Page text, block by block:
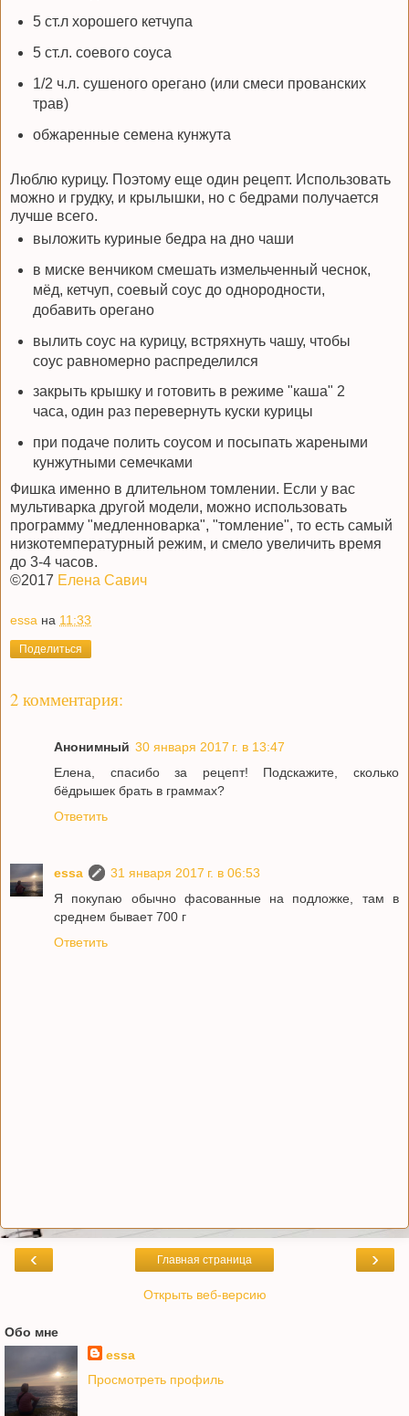
5 ст.л хорошего кетчупа
5 ст.л. соевого соуса
1/2 ч.л. сушеного орегано (или смеси прованских
трав)
обжаренные семена кунжута
Люблю курицу. Поэтому еще один рецепт. Использовать
можно и грудку, и крылышки, но с бедрами получается
лучше всего.
выложить куриные бедра на дно чаши
в миске венчиком смешать измельченный чеснок,
мёд, кетчуп, соевый соус до однородности,
добавить орегано
вылить соус на курицу, встряхнуть чашу, чтобы
соус равномерно распределился
закрыть крышку и готовить в режиме "каша" 2
часа, один раз перевернуть куски курицы
при подаче полить соусом и посыпать жареными
кунжутными семечками
Фишка именно в длительном томлении. Если у вас
мультиварка другой модели, можно использовать
программу "медленноварка", "томление", то есть самый
низкотемпературный режим, и смело увеличить время
до 3-4 часов.
©2017 Елена Савич
essa на 11:33
Поделиться
2 комментария:
Анонимный 30 января 2017 г. в 13:47
Елена, спасибо за рецепт! Подскажите, сколько
бёдрышек брать в граммах?
Ответить
essa
31 января 2017 г. в 06:53
Я покупаю обычно фасованные на подложке, там в
среднем бывает 700 г
Ответить
‹ ›
Главная страница
Открыть веб-версию
Обо мне
essa
Просмотреть профиль